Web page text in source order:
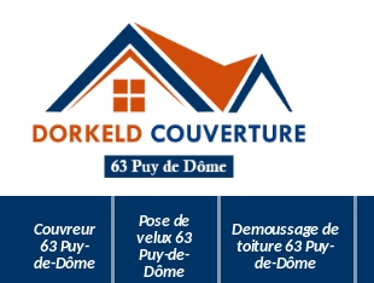
Couvreur
63 Puy-
de-Dôme
Pose de
velux 63
Puy-de-
Dôme
Demoussage de
toiture 63 Puy-
de-Dôme